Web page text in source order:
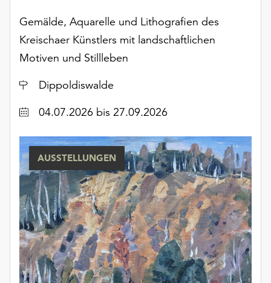
am
Ende
der
Seite
Schaltfläche
Einstellungen“
Verfügung.
Funktionale
Cookies
werden
auch
ohne
Ihr
Einverständnis
weiterhin
ausgeführt.
Gemälde, Aquarelle und Lithografien des
Kreischaer Künstlers mit landschaftlichen
Motiven und Stillleben
Ort
Dippoldiswalde
Datum04.07.2026 bis 27.09.2026
AUSSTELLUNGEN